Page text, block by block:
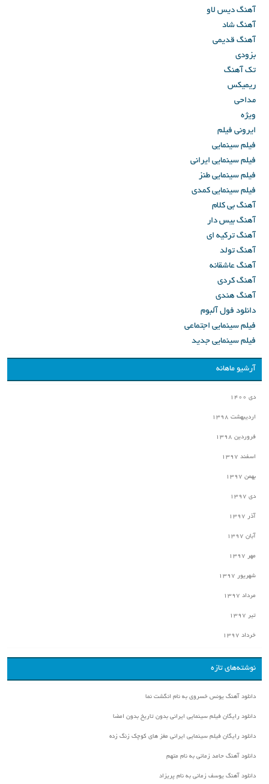
آهنگ دیس لاو
آهنگ شاد
آهنگ قدیمی
بزودی
تک آهنگ
ریمیکس
مداحی
ویژه
ایرونی فیلم
فیلم سینمایی
فیلم سینمایی ایرانی
فیلم سینمایی طنز
فیلم سینمایی کمدی
آهنگ بی کلام
آهنگ بیس دار
آهنگ ترکیه ای
آهنگ تولد
آهنگ عاشقانه
آهنگ کردی
آهنگ هندی
دانلود فول آلبوم
فیلم سینمایی اجتماعی
فیلم سینمایی جدید
آرشیو ماهانه
دی ۱۴۰۰
اردیبهشت ۱۳۹۸
فروردین ۱۳۹۸
اسفند ۱۳۹۷
بهمن ۱۳۹۷
دی ۱۳۹۷
آذر ۱۳۹۷
آبان ۱۳۹۷
مهر ۱۳۹۷
شهریور ۱۳۹۷
مرداد ۱۳۹۷
تیر ۱۳۹۷
خرداد ۱۳۹۷
نوشته‌های تازه
دانلود آهنگ یونس خسروی به نام انگشت نما
دانلود رایگان فیلم سینمایی ایرانی بدون تاریخ بدون امضا
دانلود رایگان فیلم سینمایی ایرانی مغز های کوچک زنگ زده
دانلود آهنگ حامد زمانی به نام متهم
دانلود آهنگ یوسف زمانی به نام پریزاد